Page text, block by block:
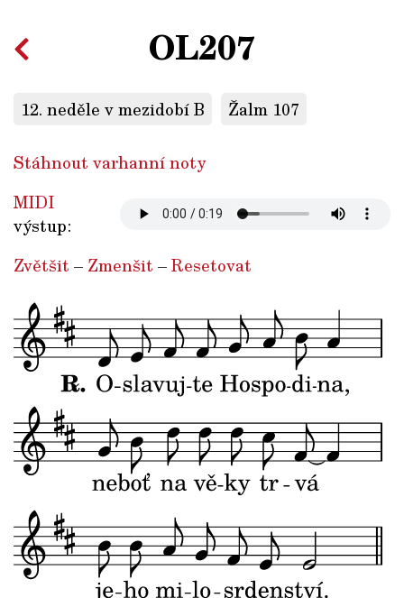
OL207
12. neděle v mezidobí B Žalm 107
Stáhnout varhanní noty
MIDI
výstup:
Zvětšit – Zmenšit –Resetovat